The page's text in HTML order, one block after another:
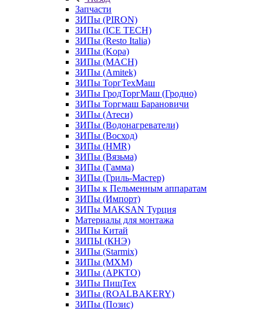
Запчасти
ЗИПы (PIRON)
ЗИПы (ICE TECH)
ЗИПы (Resto Italia)
ЗИПы (Kopa)
ЗИПы (MACH)
ЗИПы (Amitek)
ЗИПы ТоргТехМаш
ЗИПы ГродТоргМаш (Гродно)
ЗИПы Торгмаш Барановичи
ЗИПы (Атеси)
ЗИПы (Водонагреватели)
ЗИПы (Восход)
ЗИПы (HMR)
ЗИПы (Вязьма)
ЗИПы (Гамма)
ЗИПы (Гриль-Мастер)
ЗИПы к Пельменным аппаратам
ЗИПы (Импорт)
ЗИПы MAKSAN Турция
Материалы для монтажа
ЗИПы Китай
ЗИПЫ (КНЭ)
ЗИПы (Starmix)
ЗИПы (МХМ)
ЗИПы (АРКТО)
ЗИПы ПищТех
ЗИПы (ROALBAKERY)
ЗИПы (Позис)